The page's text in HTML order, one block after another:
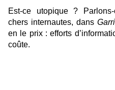
Est-ce utopique ?
chers internautes, dans
en le prix : efforts
coûte.